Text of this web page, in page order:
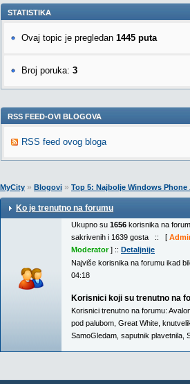
STATISTIKA
Ovaj topic je pregledan 1445 puta
Broj poruka: 3
RSS FEED-OVI BLOGOVA
RSS feed ovog bloga
MyCity » Blogovi » Top 5: Najbolje Windows Phone
Ko je trenutno na forumu
Ukupno su 1656 korisnika na
sakrivenih i 1639 gosta :: [
Moderator] :: Detaljnije
Najviše korisnika na forumu ikad
04:18
Korisnici koji su trenutno na
Korisnici trenutno na forumu:
pod palubom Great White
SamoGledam saputnik plavetnila